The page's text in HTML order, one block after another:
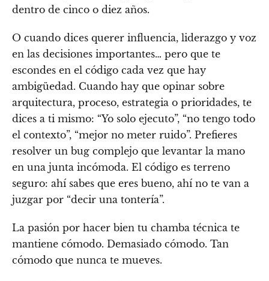
dentro de cinco o diez años.
O cuando dices querer influencia, liderazgo y voz
en las decisiones importantes… pero que te
escondes en el código cada vez que hay
ambigüedad. Cuando hay que opinar sobre
arquitectura, proceso, estrategia o prioridades, te
dices a ti mismo: “Yo solo ejecuto”, “no tengo todo
el contexto”, “mejor no meter ruido”. Prefieres
resolver un bug complejo que levantar la mano
en una junta incómoda. El código es terreno
seguro: ahí sabes que eres bueno, ahí no te van a
juzgar por “decir una tontería”.
La pasión por hacer bien tu chamba técnica te
mantiene cómodo. Demasiado cómodo. Tan
cómodo que nunca te mueves.